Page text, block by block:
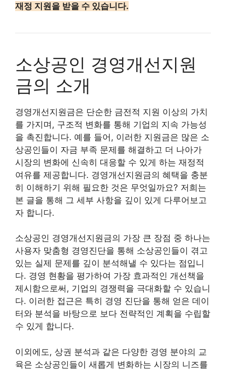
재정 지원을 받을 수 있습니다.
소상공인 경영개선지원
금의 소개
경영개선지원금은 단순한 금전적 지원 이상의 가치
를 가지며, 구조적 변화를 통해 기업의 지속 가능성
을 촉진합니다. 예를 들어, 이러한 지원금은 많은 소
상공인들이 자금 부족 문제를 해결하고 더 나아가
시장의 변화에 신속히 대응할 수 있게 하는 재정적
여유를 제공합니다. 경영개선지원금의 혜택을 충분
히 이해하기 위해 필요한 것은 무엇일까요? 저희는
본 글을 통해 그 세부 사항을 깊이 있게 다루어보고
자 합니다.
소상공인 경영개선지원금의 가장 큰 장점 중 하나는
사용자 맞춤형 경영진단을 통해 소상공인들이 겪고
있는 실제 문제를 깊이 분석해낼 수 있다는 점입니
다. 경영 현황을 평가하여 가장 효과적인 개선책을
제시함으로써, 기업의 경쟁력을 극대화할 수 있습니
다. 이러한 접근은 특히 경영 진단을 통해 얻은 데이
터와 분석을 바탕으로 보다 전략적인 계획을 수립할
수 있게 합니다.
이외에도, 상권 분석과 같은 다양한 경영 분야의 교
육은 소상공인들이 새롭게 변화하는 시장의 니즈를